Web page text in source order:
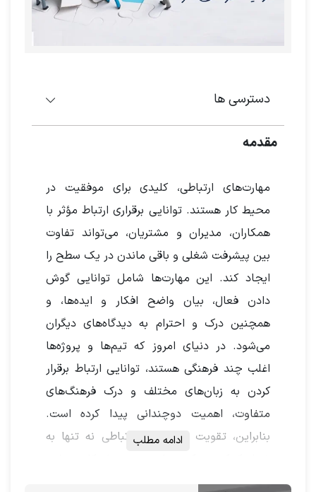
دسترسی ها
مقدمه
مهارت‌های ارتباطی، کلیدی برای موفقیت در
محیط کار هستند. توانایی برقراری ارتباط مؤثر با
همکاران، مدیران و مشتریان، می‌تواند تفاوت
بین پیشرفت شغلی و باقی ماندن در یک سطح را
ایجاد کند. این مهارت‌ها شامل توانایی گوش
دادن فعال، بیان واضح افکار و ایده‌ها، و
همچنین درک و احترام به دیدگاه‌های دیگران
می‌شود. در دنیای امروز که تیم‌ها و پروژه‌ها
اغلب چند فرهنگی هستند، توانایی ارتباط برقرار
کردن به زبان‌های مختلف و درک فرهنگ‌های
متفاوت، اهمیت دوچندانی پیدا کرده است.
بنابراین، تقویت مهارت‌های ارتباطی نه تنها به
بدرخشید، بلکه به شما امکان می‌دهد تا در عرصه
ادامه مطلب